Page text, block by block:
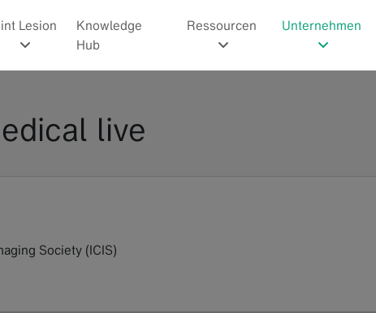
Lesion
Knowledge
Hub
Ressourcen Unternehmen
live
Society (ICIS)